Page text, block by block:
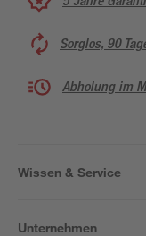
Sorglos, 90
Abholung im
Wissen & Service
Unternehmen